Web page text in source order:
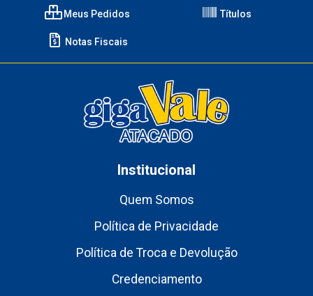
Meus Pedidos Títulos
Notas Fiscais
Institucional
Quem Somos
Política de Privacidade
Política de Troca e Devolução
Credenciamento